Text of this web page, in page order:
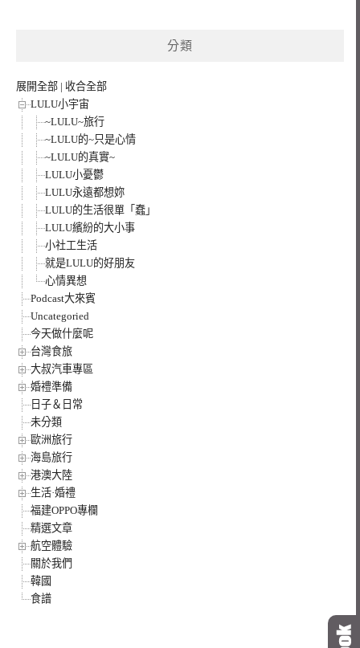
分類
展開全部 | 收合全部
LULU小宇宙
~LULU~旅行
~LULU的~只是心情
~LULU的真實~
LULU小憂鬱
LULU永遠都想妳
LULU的生活很單「蠢」
LULU繽紛的大小事
小社工生活
就是LULU的好朋友
心情異想
Podcast大來賓
Uncategoried
今天做什麼呢
台灣食旅
大叔汽車專區
婚禮準備
日子＆日常
未分類
歐洲旅行
海島旅行
港澳大陸
生活·婚禮
福建OPPO專欄
精選文章
航空體驗
關於我們
韓國
食譜